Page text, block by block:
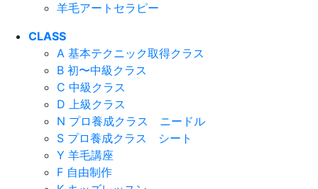
羊毛アートセラピー
CLASS
A 基本テクニック取得クラス
B 初〜中級クラス
C 中級クラス
D 上級クラス
N プロ養成クラス ニードル
S プロ養成クラス シート
Y 羊毛講座
F 自由制作